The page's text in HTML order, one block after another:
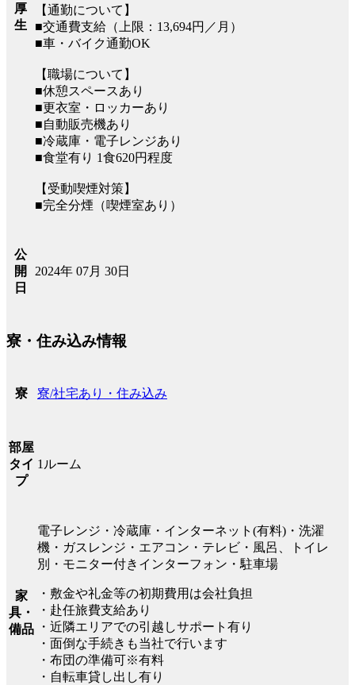
厚
生
【通勤について】
■交通費支給（上限：13,694円／月）
■車・バイク通勤OK
【職場について】
■休憩スペースあり
■更衣室・ロッカーあり
■自動販売機あり
■冷蔵庫・電子レンジあり
■食堂有り 1食620円程度
【受動喫煙対策】
■完全分煙（喫煙室あり）
公
開
日
2024年 07月 30日
寮・住み込み情報
寮 寮/社宅あり・住み込み
部屋
タイ
プ
1ルーム
家
具・
備品
電子レンジ・冷蔵庫・インターネット(有料)・洗濯
機・ガスレンジ・エアコン・テレビ・風呂、トイレ
別・モニター付きインターフォン・駐車場
・敷金や礼金等の初期費用は会社負担
・赴任旅費支給あり
・近隣エリアでの引越しサポート有り
・面倒な手続きも当社で行います
・布団の準備可※有料
・自転車貸し出し有り